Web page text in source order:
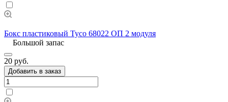
Бокс пластиковый Тусо 68022 ОП 2 модуля
Большой запас
20 руб.
Добавить в заказ